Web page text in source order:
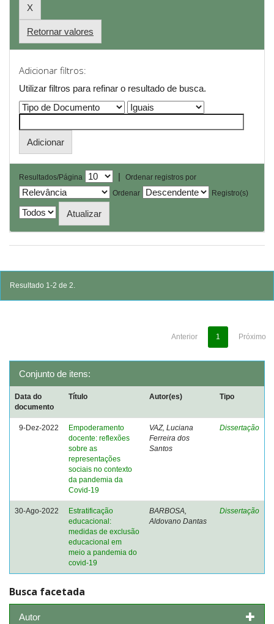
Retornar valores
Adicionar filtros:
Utilizar filtros para refinar o resultado de busca.
Resultados/Página |
Ordenar registros por
Ordenar
Registro(s)
Resultado 1-2 de 2.
Anterior 1 Próximo
Conjunto de itens:
Data do
documento
Título Autor(es) Tipo
9-Dez-2022
Empoderamento
docente: reflexões
sobre as
representações
sociais no contexto
da pandemia da
Covid-19
VAZ, Luciana
Ferreira dos
Santos
Dissertação
30-Ago-2022
Estratificação
educacional:
medidas de exclusão
educacional em
meio a pandemia do
covid-19
BARBOSA,
Aldovano Dantas
Dissertação
Busca facetada
Autor